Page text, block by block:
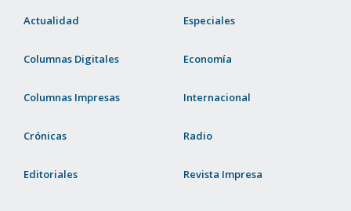
Actualidad
Columnas Digitales
Columnas Impresas
Crónicas
Editoriales
Especiales
Economía
Internacional
Radio
Revista Impresa